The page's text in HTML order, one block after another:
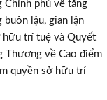
phủ về tăng
buôn lậu, gian lận
hữu trí tuệ và Quyết
về Cao điểm
quyền sở hữu trí